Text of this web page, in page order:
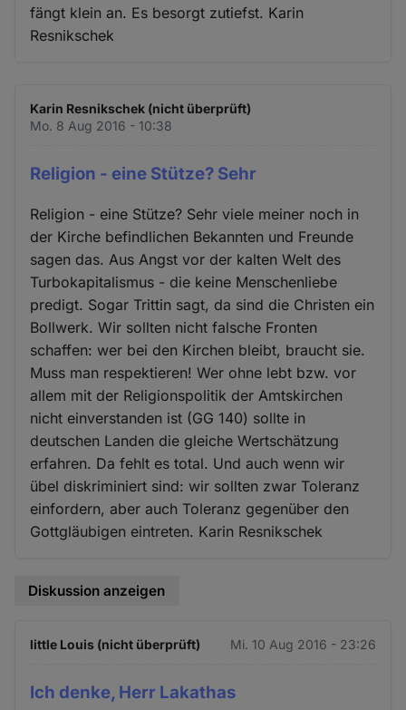
fängt klein an. Es besorgt zutiefst. Karin
Resnikschek
Karin Resnikschek (nicht überprüft)
Mo. 8 Aug 2016 - 10:38
Religion - eine Stütze? Sehr
Religion - eine Stütze? Sehr viele meiner noch in
der Kirche befindlichen Bekannten und Freunde
sagen das. Aus Angst vor der kalten Welt des
Turbokapitalismus - die keine Menschenliebe
predigt. Sogar Trittin sagt, da sind die Christen ein
Bollwerk. Wir sollten nicht falsche Fronten
schaffen: wer bei den Kirchen bleibt, braucht sie.
Muss man respektieren! Wer ohne lebt bzw. vor
allem mit der Religionspolitik der Amtskirchen
nicht einverstanden ist (GG 140) sollte in
deutschen Landen die gleiche Wertschätzung
erfahren. Da fehlt es total. Und auch wenn wir
übel diskriminiert sind: wir sollten zwar Toleranz
einfordern, aber auch Toleranz gegenüber den
Gottgläubigen eintreten. Karin Resnikschek
Diskussion anzeigen
little Louis (nicht überprüft) Mi. 10 Aug 2016 - 23:26
Ich denke, Herr Lakathas